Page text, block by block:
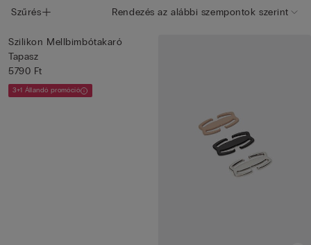
Szűrés Rendezés az alábbi szempontok szerint
Szilikon Mellbimbótakaró
Tapasz
5790 Ft
3+1 Állandó promóció